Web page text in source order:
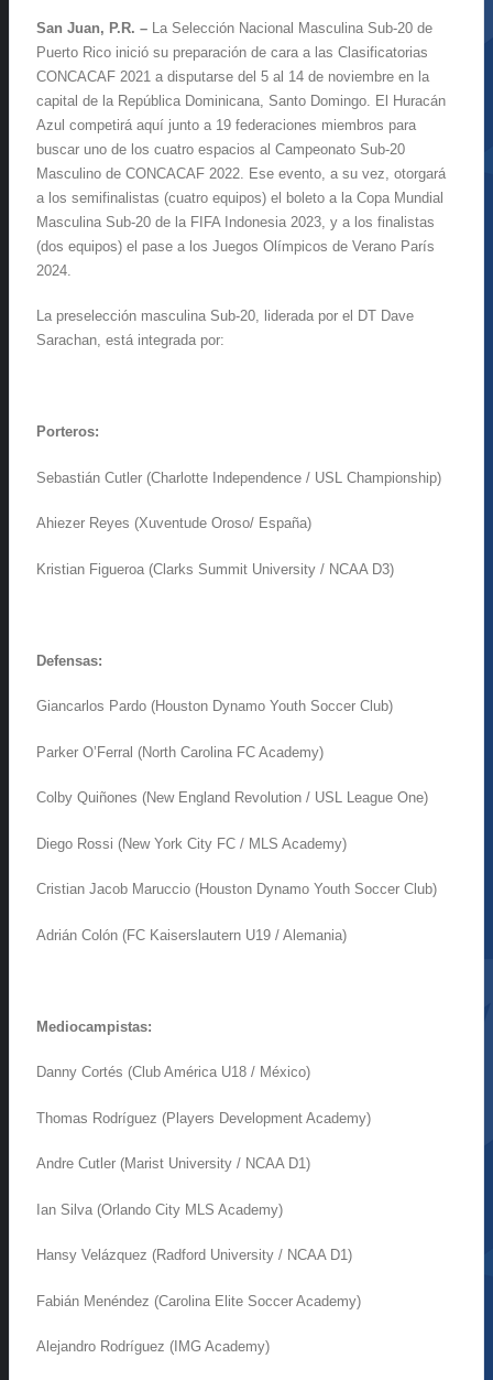
San Juan, P.R. – La Selección Nacional Masculina Sub-20 de
Puerto Rico inició su preparación de cara a las Clasificatorias
CONCACAF 2021 a disputarse del 5 al 14 de noviembre en la
capital de la República Dominicana, Santo Domingo. El Huracán
Azul competirá aquí junto a 19 federaciones miembros para
buscar uno de los cuatro espacios al Campeonato Sub-20
Masculino de CONCACAF 2022. Ese evento, a su vez, otorgará
a los semifinalistas (cuatro equipos) el boleto a la Copa Mundial
Masculina Sub-20 de la FIFA Indonesia 2023, y a los finalistas
(dos equipos) el pase a los Juegos Olímpicos de Verano París
2024.
La preselección masculina Sub-20, liderada por el DT Dave
Sarachan, está integrada por:
Porteros:
Sebastián Cutler (Charlotte Independence / USL Championship)
Ahiezer Reyes (Xuventude Oroso/ España)
Kristian Figueroa (Clarks Summit University / NCAA D3)
Defensas:
Giancarlos Pardo (Houston Dynamo Youth Soccer Club)
Parker O’Ferral (North Carolina FC Academy)
Colby Quiñones (New England Revolution / USL League One)
Diego Rossi (New York City FC / MLS Academy)
Cristian Jacob Maruccio (Houston Dynamo Youth Soccer Club)
Adrián Colón (FC Kaiserslautern U19 / Alemania)
Mediocampistas:
Danny Cortés (Club América U18 / México)
Thomas Rodríguez (Players Development Academy)
Andre Cutler (Marist University / NCAA D1)
Ian Silva (Orlando City MLS Academy)
Hansy Velázquez (Radford University / NCAA D1)
Fabián Menéndez (Carolina Elite Soccer Academy)
Alejandro Rodríguez (IMG Academy)